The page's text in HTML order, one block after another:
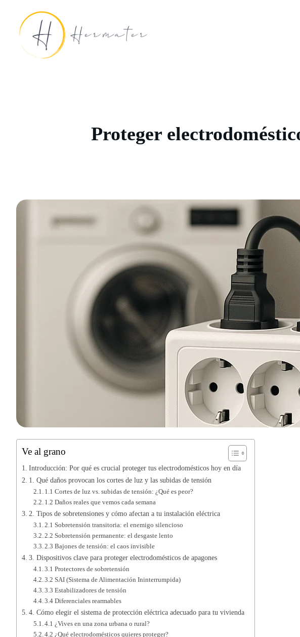
Saltar
Proteger
Ve al grano
Introducción: Por qué es crucial proteger tus electrodomésticos hoy en día
1. Qué daños provocan los cortes de luz y las subidas de tensión
1.1 Cortes de luz vs. subidas de tensión: ¿Qué es peor?
1.2 Daños reales que vemos cada semana
2. Tipos de sobretensiones y cómo afectan a tu instalación eléctrica
2.1 Sobretensión transitoria: el enemigo silencioso
2.2 Sobretensión permanente: el desgaste lento
2.3 Bajones de tensión: el caos invisible
3. Dispositivos clave para proteger electrodomésticos de apagones
3.1 Protectores de sobretensión
3.2 SAI (Sistema de Alimentación Ininterrumpida)
3.3 Estabilizadores de tensión
3.4 Diferenciales rearmables
4. Cómo elegir el sistema de protección eléctrica adecuado para tu vivienda
4.1 ¿Vives en una zona urbana o rural?
4.2 ¿Qué electrodomésticos quieres proteger?